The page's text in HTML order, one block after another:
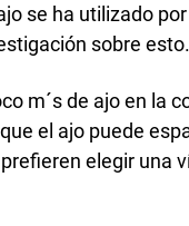
se ha utilizado
sobre esto.
m´s de ajo en la
el ajo puede
elegir una